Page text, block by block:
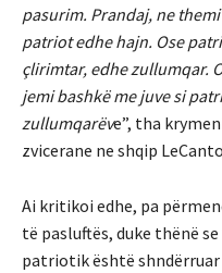
pasurim. Prandaj, ne
patriot edhe hajn. Ose
çlirimtar, edhe zullumqar.
jemi bashkë me juve si
zullumqarëve”, tha
zvicerane ne shqip
Ai kritikoi edhe, pa
të pasluftës, duke thënë
patriotik është